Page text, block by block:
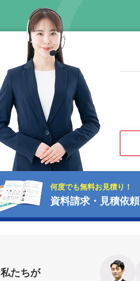
何度でも無料お見積り！
資料請求・ 見積依頼
私たちが